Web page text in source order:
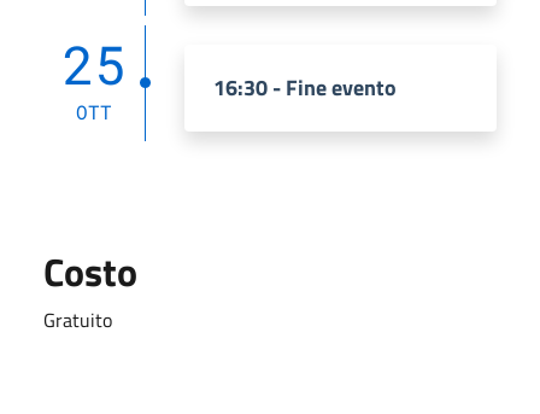
25
OTT
16:30 - Fine evento
Costo
Gratuito